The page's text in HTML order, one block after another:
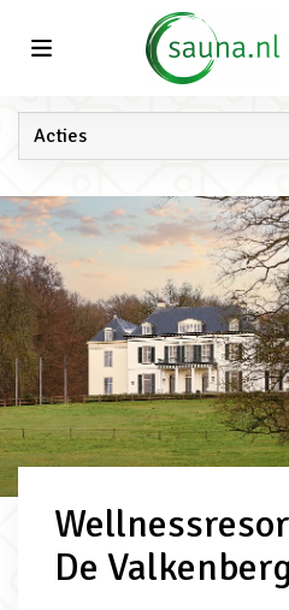
Vind de beste
De